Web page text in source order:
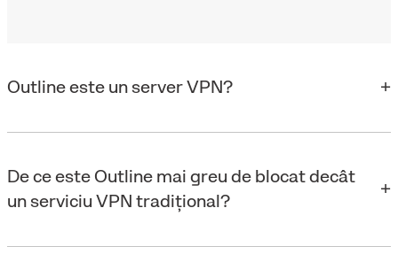
Outline este un server VPN?
De ce este Outline mai greu de blocat decât
un serviciu VPN tradițional?